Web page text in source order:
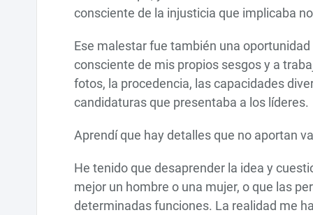
consciente de la injusticia que implicaba
Ese malestar fue también una
consciente de mis propios sesgos y a
fotos, la procedencia, las capacidades
candidaturas que presentaba a los líderes.
Aprendí que hay detalles que no aportan
He tenido que desaprender la idea y
mejor un hombre o una mujer, o que las
determinadas funciones. La realidad me